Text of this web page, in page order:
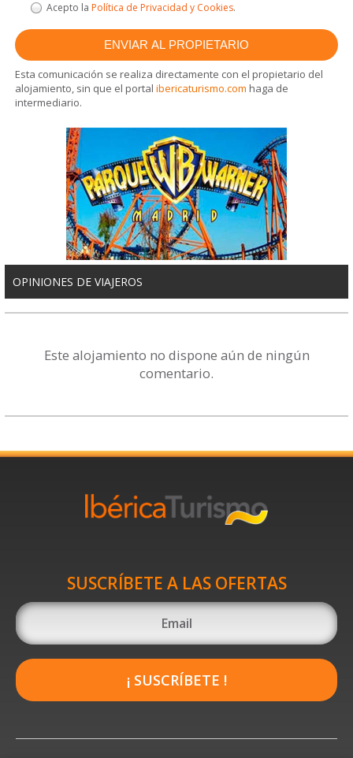
Acepto la Política de Privacidad y Cookies.
Esta comunicación se realiza directamente con el propietario del
alojamiento, sin que el portalibericaturismo.com haga de
intermediario.
OPINIONES DE VIAJEROS
Este alojamiento no dispone aún de ningún
comentario.
SUSCRÍBETE A LAS OFERTAS
¡ SUSCRÍBETE !